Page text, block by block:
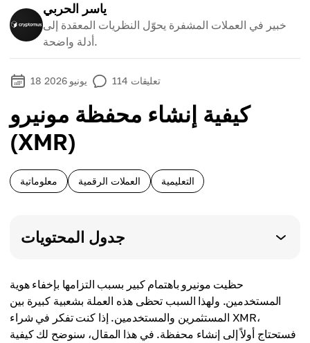
ياسر الحربي
خبير في العملات المشفرة يحوّل النظريات المعقدة إلى
أدلة واضحة.
18 يونيو 2026 114 تعليقات
كيفية إنشاء محفظة مونيرو
(XMR)
معلوماتية العملات الرقمية التعليمية
جدول المحتويات
حظيت مونيرو باهتمام كبير بسبب التزامها بإخفاء هوية
المستخدمين. ولهذا السبب تحظى هذه العملة بشعبية كبيرة بين
المستثمرين والمستخدمين. إذا كنت تفكر في شراء XMR،
فستحتاج أولاً إلى إنشاء محفظة. في هذا المقال، سنوضح لك كيفية